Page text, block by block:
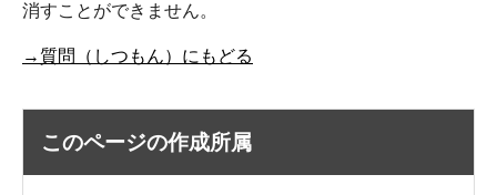
消すことができません。
→質問（しつもん）にもどる
このページの作成所属